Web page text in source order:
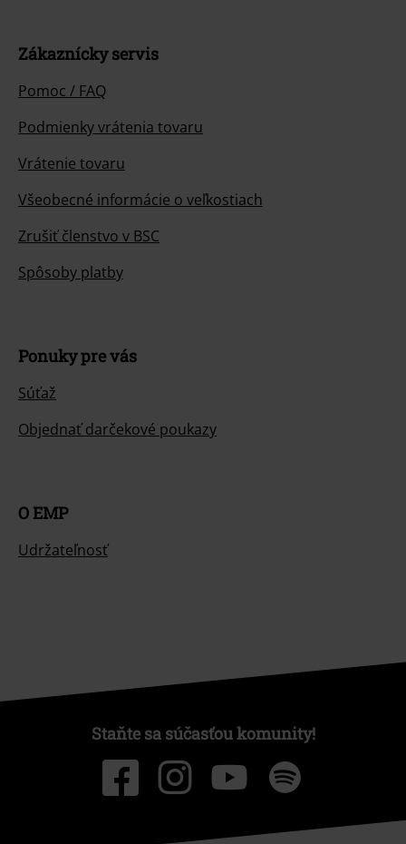
Zákaznícky servis
Pomoc / FAQ
Podmienky vrátenia tovaru
Vrátenie tovaru
Všeobecné informácie o veľkostiach
Zrušiť členstvo v BSC
Spôsoby platby
Ponuky pre vás
Súťaž
Objednať darčekové poukazy
O EMP
Udržateľnosť
Staňte sa súčasťou komunity!